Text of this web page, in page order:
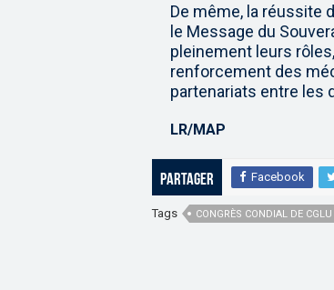
De même, la réussite
le Message du
pleinement leurs
renforcement des
partenariats entre les
LR/MAP
Partager Facebook
Tags CONGRÈS CONDIAL DE CGLU